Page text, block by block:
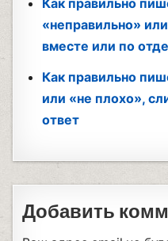
«неправильно»
вместе или по
Как правильно
или «не плохо»,
ответ
Добавить